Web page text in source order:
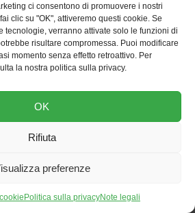
ci consentono di promuovere i nostri
clic su "OK", attiveremo questi cookie. Se
tecnologie, verranno attivate solo le funzioni di
risultare compromessa. Puoi modificare
momento senza effetto retroattivo. Per
la nostra politica sulla privacy.
OK
Rifiuta
preferenze
Politica sulla privacyNote legali
interessarti
articoli